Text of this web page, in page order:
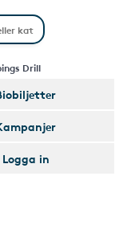
Drill
Logga in